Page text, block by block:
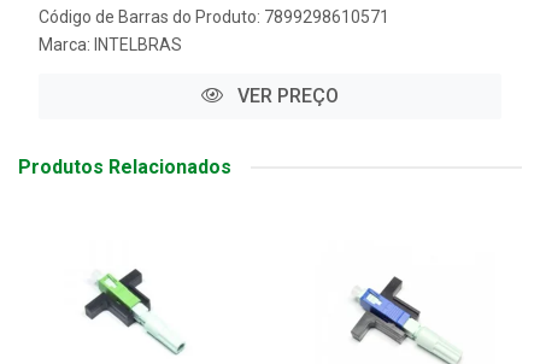
Código de Barras do Produto: 7899298610571
Marca: INTELBRAS
VER PREÇO
Produtos Relacionados